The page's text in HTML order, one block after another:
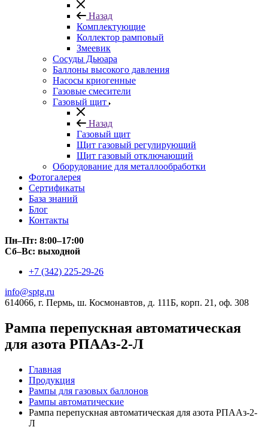
Назад
Комплектующие
Коллектор рамповый
Змеевик
Сосуды Дьюара
Баллоны высокого давления
Насосы криогенные
Газовые смесители
Газовый щит
Назад
Газовый щит
Щит газовый регулирующий
Щит газовый отключающий
Оборудование для металлообработки
Фотогалерея
Сертификаты
База знаний
Блог
Контакты
Пн–Пт: 8:00–17:00
Сб–Вс: выходной
+7 (342) 225-29-26
info@sptg.ru
614066, г. Пермь, ш. Космонавтов, д. 111Б, корп. 21, оф. 308
Рампа перепускная автоматическая
для азота РПААз-2-Л
Главная
Продукция
Рампы для газовых баллонов
Рампы автоматические
Рампа перепускная автоматическая для азота РПААз-2-
Л